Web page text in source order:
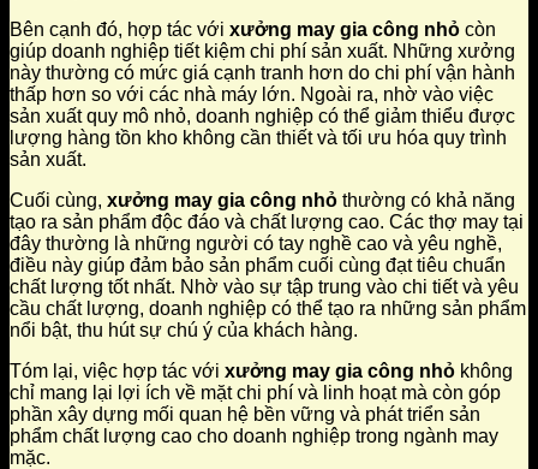
Bên cạnh đó, hợp tác với xưởng may gia công nhỏ còn
giúp doanh nghiệp tiết kiệm chi phí sản xuất. Những xưởng
này thường có mức giá cạnh tranh hơn do chi phí vận hành
thấp hơn so với các nhà máy lớn. Ngoài ra, nhờ vào việc
sản xuất quy mô nhỏ, doanh nghiệp có thể giảm thiểu được
lượng hàng tồn kho không cần thiết và tối ưu hóa quy trình
sản xuất.
Cuối cùng, xưởng may gia công nhỏ thường có khả năng
tạo ra sản phẩm độc đáo và chất lượng cao. Các thợ may tại
đây thường là những người có tay nghề cao và yêu nghề,
điều này giúp đảm bảo sản phẩm cuối cùng đạt tiêu chuẩn
chất lượng tốt nhất. Nhờ vào sự tập trung vào chi tiết và yêu
cầu chất lượng, doanh nghiệp có thể tạo ra những sản phẩm
nổi bật, thu hút sự chú ý của khách hàng.
Tóm lại, việc hợp tác với xưởng may gia công nhỏ không
chỉ mang lại lợi ích về mặt chi phí và linh hoạt mà còn góp
phần xây dựng mối quan hệ bền vững và phát triển sản
phẩm chất lượng cao cho doanh nghiệp trong ngành may
mặc.